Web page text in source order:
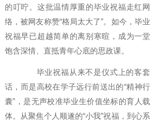
的叮咛。这批温情厚重的毕业祝福走红网
络，被网友称赞“格局太大了”。如今，毕业
祝福早已超越简单的离别寒暄，成为一堂
饱含深情、直抵青年心底的思政课。
毕业祝福从来不是仪式上的客套
话，而是高校在学子远行前送出的“精神行
囊”，是无声校准毕业生价值坐标的育人载
体。从聚焦个人顺遂的“小我”祝福，到心系